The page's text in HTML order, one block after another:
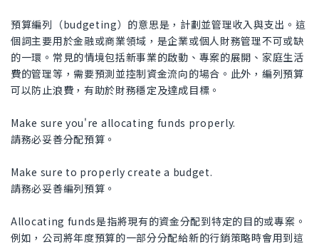
預算編列（budgeting）的意思是，計劃並管理收入與支出。這
個詞主要用於金融或商業領域，是企業或個人財務管理不可或缺
的一環。常見的情境包括新事業的啟動、專案的展開、家庭生活
費的管理等，需要預測並控制資金流向的場合。此外，編列預算
可以防止浪費，有助於財務穩定及達成目標。
Make sure you're allocating funds properly.
請務必妥善分配預算。
Make sure to properly create a budget.
請務必妥善編列預算。
Allocating funds是指將現有的資金分配到特定的目的或專案。
例如，公司將年度預算的一部分分配給新的行銷策略時會用到這